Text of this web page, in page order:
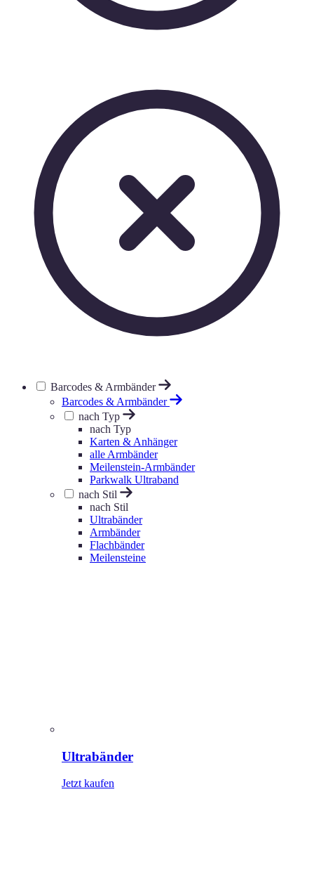
Barcodes & Armbänder
Barcodes & Armbänder
nach Typ
nach Typ
Karten & Anhänger
alle Armbänder
Meilenstein-Armbänder
Parkwalk Ultraband
nach Stil
nach Stil
Ultrabänder
Armbänder
Flachbänder
Meilensteine
Ultrabänder
Jetzt kaufen